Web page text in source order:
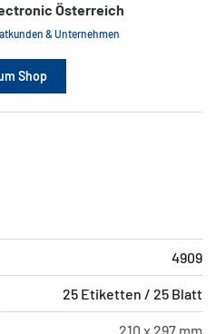
Österreich
& Unternehmen
Shop
4909
25 Etiketten / 25 Blatt
210 x 297 mm